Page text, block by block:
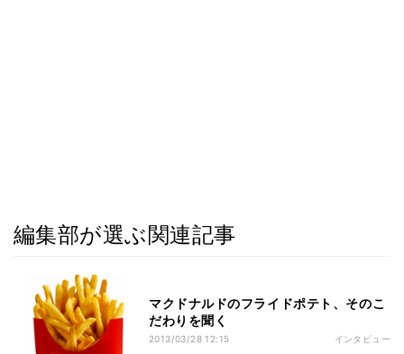
編集部が選ぶ関連記事
マクドナルドのフライドポテト、そのこ
だわりを聞く
2013/03/28 12:15 インタビュー